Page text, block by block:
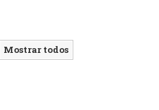
Mostrar todos